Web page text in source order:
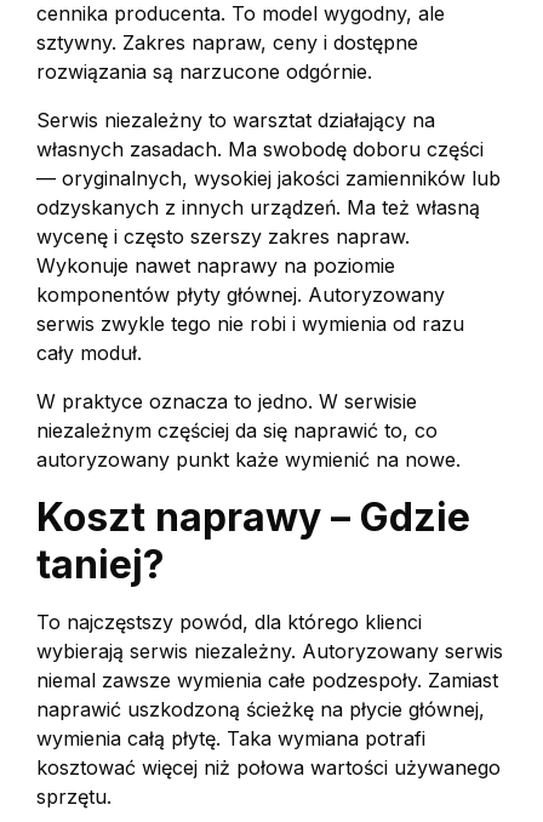
cennika producenta. To model wygodny, ale
sztywny. Zakres napraw, ceny i dostępne
rozwiązania są narzucone odgórnie.
Serwis niezależny to warsztat działający na
własnych zasadach. Ma swobodę doboru części
— oryginalnych, wysokiej jakości zamienników lub
odzyskanych z innych urządzeń. Ma też własną
wycenę i często szerszy zakres napraw.
Wykonuje nawet naprawy na poziomie
komponentów płyty głównej. Autoryzowany
serwis zwykle tego nie robi i wymienia od razu
cały moduł.
W praktyce oznacza to jedno. W serwisie
niezależnym częściej da się naprawić to, co
autoryzowany punkt każe wymienić na nowe.
Koszt naprawy – Gdzie
taniej?
To najczęstszy powód, dla którego klienci
wybierają serwis niezależny. Autoryzowany serwis
niemal zawsze wymienia całe podzespoły. Zamiast
naprawić uszkodzoną ścieżkę na płycie głównej,
wymienia całą płytę. Taka wymiana potrafi
kosztować więcej niż połowa wartości używanego
sprzętu.